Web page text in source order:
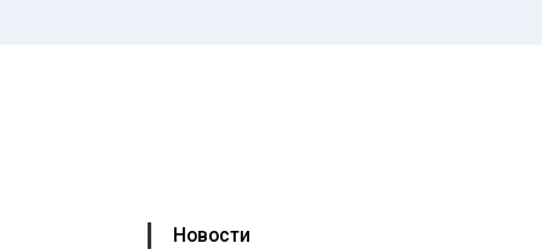
Новости